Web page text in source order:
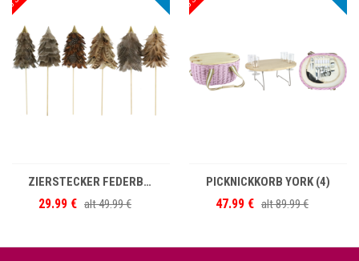
ZIERSTECKER FEDERBÄUME S/6
29.99 € alt49.99 €
PICKNICKKORB YORK (4)
47.99 € alt89.99 €